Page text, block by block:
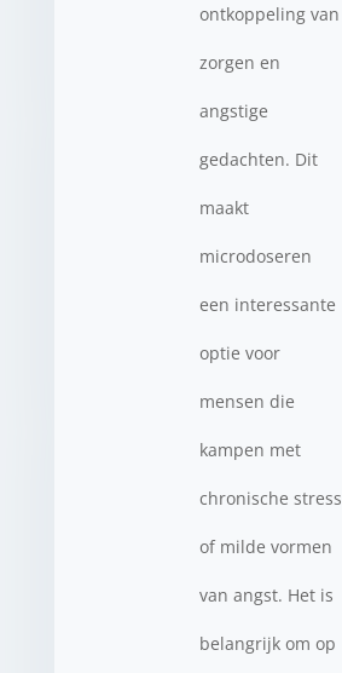
ontkoppeling van
zorgen en
angstige
gedachten. Dit
maakt
microdoseren
een interessante
optie voor
mensen die
kampen met
chronische stress
of milde vormen
van angst. Het is
belangrijk om op